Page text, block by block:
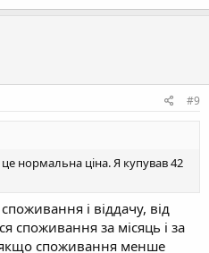
#9
нормальна ціна. Я купував 42
і віддачу, від
споживання за місяць і за
якщо споживання менше